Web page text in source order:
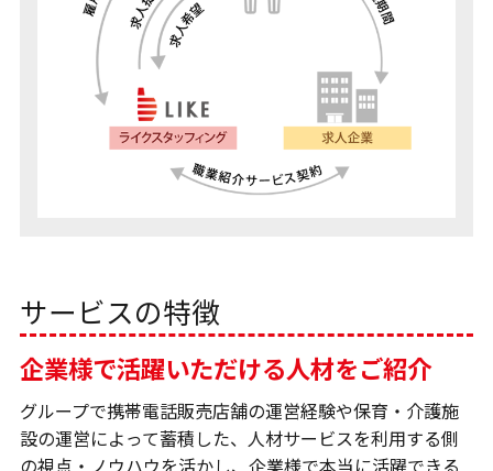
サービスの特徴
企業様で活躍いただける人材をご紹介
グループで携帯電話販売店舗の運営経験や保育・介護施
設の運営によって蓄積した、人材サービスを利用する側
の視点・ノウハウを活かし、企業様で本当に活躍できる